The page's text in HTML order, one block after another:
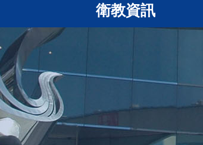
衛教資訊